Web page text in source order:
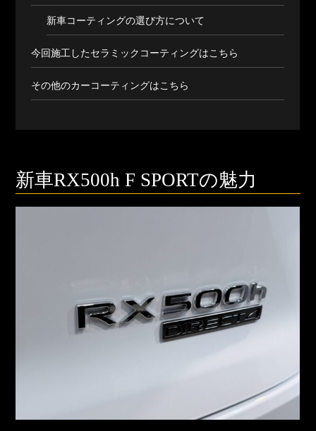
新車コーティングの選び方について
今回施工したセラミックコーティングはこちら
その他のカーコーティングはこちら
新車RX500h F SPORTの魅力